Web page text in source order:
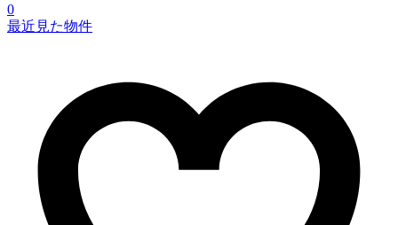
0
最近見た物件